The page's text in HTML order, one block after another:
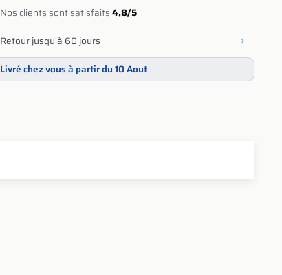
Nos clients sont satisfaits4,8/5
Retour jusqu'à 60 jours
Livré chez vous à partir du 10 Aout